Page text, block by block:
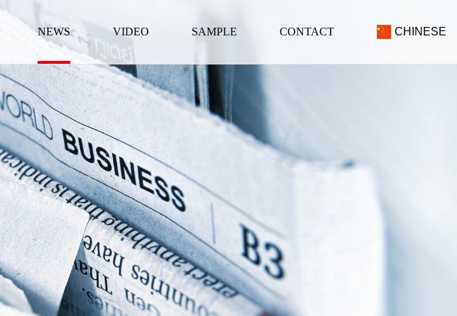
CHINESE
NEWS VIDEO SAMPLE CONTACT